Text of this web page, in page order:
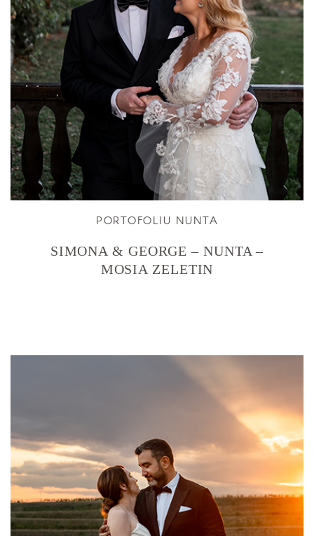
PORTOFOLIU NUNTA
SIMONA & GEORGE – NUNTA –
MOSIA ZELETIN